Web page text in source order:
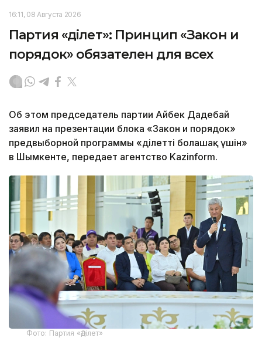
16:11, 08 Августа 2026
Партия «Әділет»: Принцип «Закон и
порядок» обязателен для всех
Об этом председатель партии Айбек Дадебай
заявил на презентации блока «Закон и порядок»
предвыборной программы «Әділетті болашақ үшін»
в Шымкенте, передает агентство Kazinform.
Фото: Партия «Әділет»